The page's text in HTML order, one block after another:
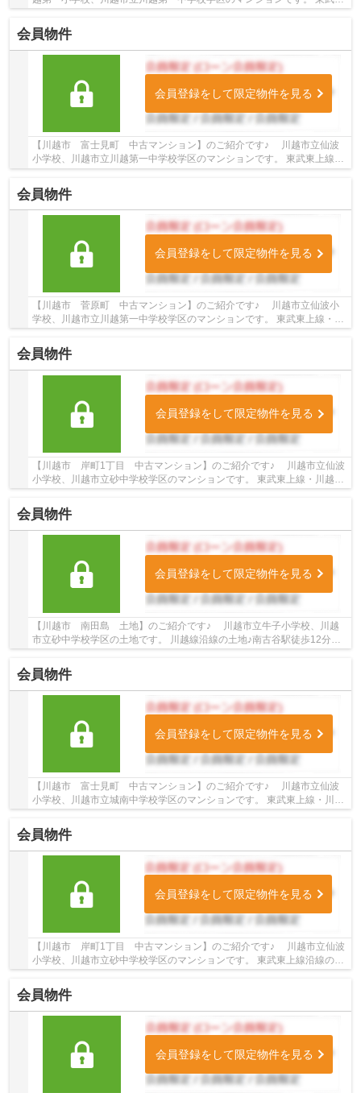
上線・川越線沿線のマンション♪川越駅徒歩18...
会員物件
会員登録をして限定物件を見る
【川越市 富士見町 中古マンション】のご紹介です♪ 川越市立仙波
小学校、川越市立川越第一中学校学区のマンションです。 東武東上線・
川越線沿線のマンション♪川越駅徒歩8分のマン...
会員物件
会員登録をして限定物件を見る
【川越市 菅原町 中古マンション】のご紹介です♪ 川越市立仙波小
学校、川越市立川越第一中学校学区のマンションです。 東武東上線・川
会員物件
会員登録をして限定物件を見る
【川越市 岸町1丁目 中古マンション】のご紹介です♪ 川越市立仙波
小学校、川越市立砂中学校学区のマンションです。 東武東上線・川越線
会員物件
会員登録をして限定物件を見る
【川越市 南田島 土地】のご紹介です♪ 川越市立牛子小学校、川越
市立砂中学校学区の土地です。 川越線沿線の土地♪南古谷駅徒歩12分の
会員物件
会員登録をして限定物件を見る
【川越市 富士見町 中古マンション】のご紹介です♪ 川越市立仙波
小学校、川越市立城南中学校学区のマンションです。 東武東上線・川越
線沿線のマンション♪川越駅徒歩12分のマンシ...
会員物件
会員登録をして限定物件を見る
【川越市 岸町1丁目 中古マンション】のご紹介です♪ 川越市立仙波
小学校、川越市立砂中学校学区のマンションです。 東武東上線沿線のマ
ンション♪新河岸駅徒歩11分のマンションです...
会員物件
会員登録をして限定物件を見る